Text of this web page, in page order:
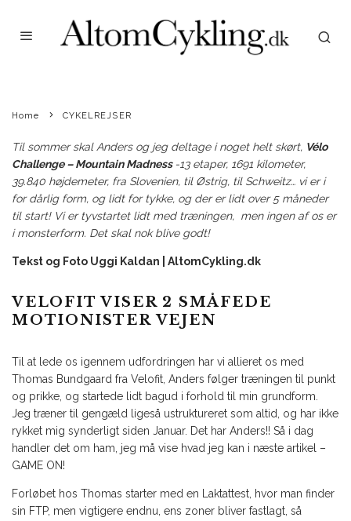
Home CYKELREJSER
Til sommer skal Anders og jeg deltage i noget helt skørt, Vélo
Challenge – Mountain Madness -13 etaper, 1691 kilometer,
39.840 højdemeter, fra Slovenien, til Østrig, til Schweitz… vi er i
for dårlig form, og lidt for tykke, og der er lidt over 5 måneder
til start! Vi er tyvstartet lidt med træningen, men ingen af os er
i monsterform. Det skal nok blive godt!
Tekst og Foto Uggi Kaldan | AltomCykling.dk
VELOFIT VISER 2 SMÅFEDE
MOTIONISTER VEJEN
Til at lede os igennem udfordringen har vi allieret os med
Thomas Bundgaard fra Velofit, Anders følger træningen til punkt
og prikke, og startede lidt bagud i forhold til min grundform.
Jeg træner til gengæld ligeså ustruktureret som altid, og har ikke
rykket mig synderligt siden Januar. Det har Anders!! Så i dag
handler det om ham, jeg må vise hvad jeg kan i næste artikel –
GAME ON!
Forløbet hos Thomas starter med en Laktattest, hvor man finder
sin FTP, men vigtigere endnu, ens zoner bliver fastlagt, så